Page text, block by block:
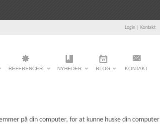
Login Kontakt
REFERENCER NYHEDER BLOG KONTAKT
på din computer, for at kunne huske din computer